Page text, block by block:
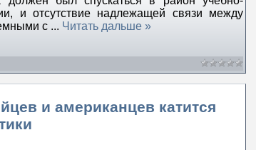
и отсутствие надлежащей связи между
с ... Читать дальше »
и американцев катится